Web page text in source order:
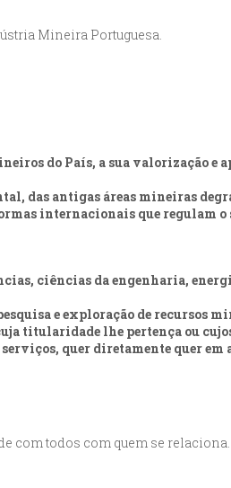
Mineira Portuguesa.
do País, a sua valorização
das antigas áreas mineiras
internacionais que regulam o
ciências da engenharia,
e exploração de recursos
titularidade lhe pertença ou
quer diretamente quer
com todos com quem se relaciona.